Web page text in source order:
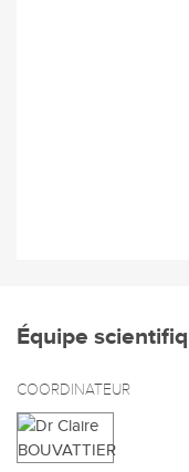
Équipe
COORDINATEUR